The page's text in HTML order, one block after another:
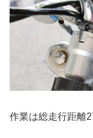
作業は総走行距離